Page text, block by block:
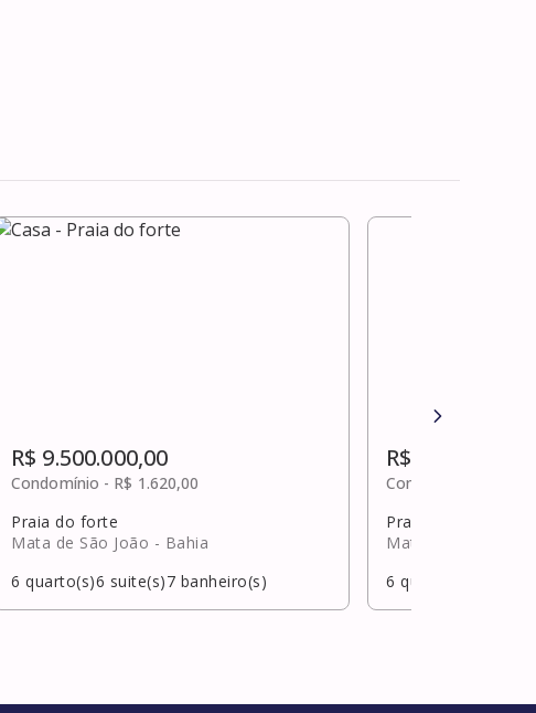
R$ 9.500.000,00
Condomínio - R$ 1.620,00
Praia do forte
Mata de São João - Bahia
6 quarto(s)6 suite(s)7 banheiro(s)
R$
Condomínio -
Praia do forte
Mata de São João
6 quarto(s)